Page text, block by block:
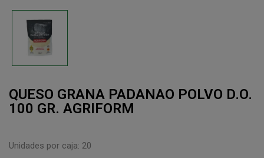
QUESO GRANA PADANAO POLVO D.O.
100 GR. AGRIFORM
Unidades por caja: 20